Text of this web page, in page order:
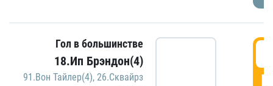
Гол в большинстве
18.Ип Брэндон(4)
91.Вон Тайлер(4), 26.Сквайрз